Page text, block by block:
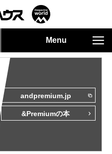
Menu
andpremium.jp
&Premiumの本